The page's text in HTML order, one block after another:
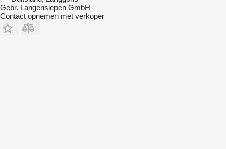
Gebr. Langensiepen GmbH
Contact opnemen met verkoper